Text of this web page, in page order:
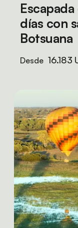
días con
Botsuana
Desde 16.183